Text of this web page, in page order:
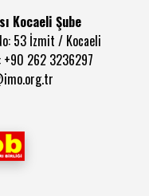
Kocaeli Şube
53 İzmit / Kocaeli
+90 262 3236297